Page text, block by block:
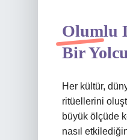
Olumlu
Bir
Her kültür,
ritüellerini
büyük ölçüde
nasıl